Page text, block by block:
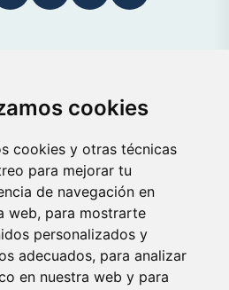
cookies
cookies y otras técnicas
para mejorar tu
de navegación en
web, para mostrarte
personalizados y
adecuados, para analizar
en nuestra web y para